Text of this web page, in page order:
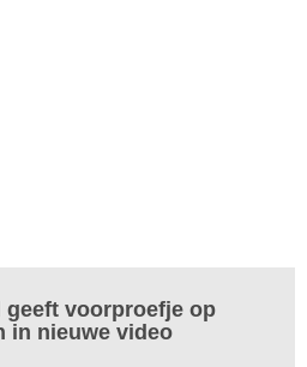
geeft voorproefje op
in nieuwe video